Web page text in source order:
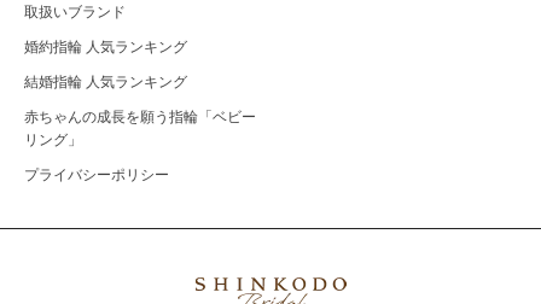
取扱いブランド
婚約指輪 人気ランキング
結婚指輪 人気ランキング
赤ちゃんの成長を願う指輪「ベビー
リング」
プライバシーポリシー